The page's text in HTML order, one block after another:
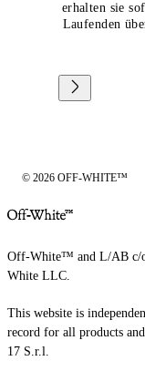
erhalten sie
Laufenden
© 2026 OFF-WHITE™
Off-White™ and L/AB c/
White LLC.
This website is
record for all products
17 S.r.l.